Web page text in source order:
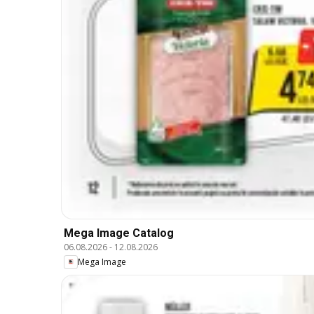
Mega Image Catalog
06.08.2026- 12.08.2026
Mega Image